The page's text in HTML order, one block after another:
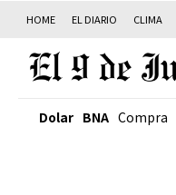
HOME EL DIARIO CLIMA
Dolar BNA Compra